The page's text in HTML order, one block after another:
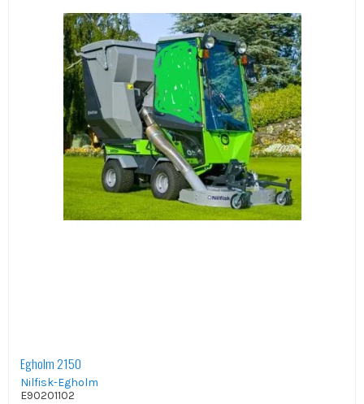
Egholm 2150
Nilfisk-Egholm
E90201102